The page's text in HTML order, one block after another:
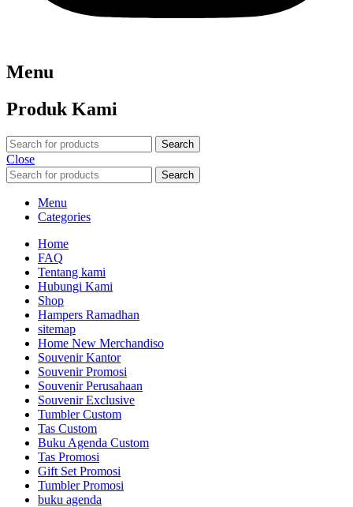
Menu
Produk Kami
Search
Close
Search
Menu
Categories
Home
FAQ
Tentang kami
Hubungi Kami
Shop
Hampers Ramadhan
sitemap
Home New Merchandiso
Souvenir Kantor
Souvenir Promosi
Souvenir Perusahaan
Souvenir Exclusive
Tumbler Custom
Tas Custom
Buku Agenda Custom
Tas Promosi
Gift Set Promosi
Tumbler Promosi
buku agenda